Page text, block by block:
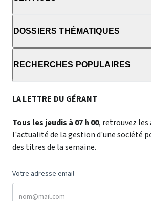
DOSSIERS THÉMATIQUES
RECHERCHES POPULAIRES
LA LETTRE DU GÉRANT
Tous les jeudis à 07 h 00, retrouvez
l'actualité de la gestion d'une société
des titres de la semaine.
Votre adresse email